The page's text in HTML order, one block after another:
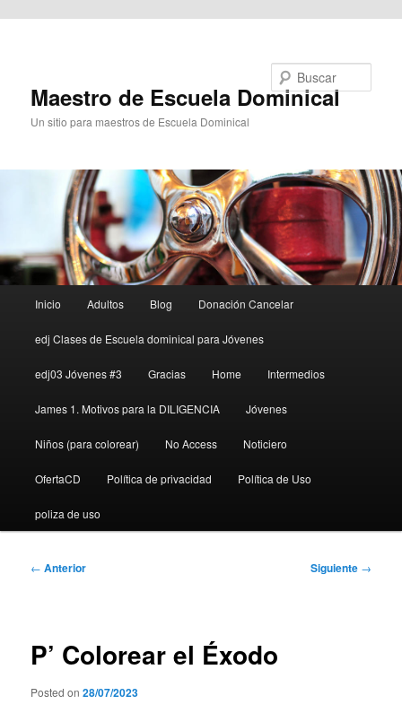
Maestro de Escuela Dominical
Un sitio para maestros de Escuela Dominical
principal
Inicio Adultos Blog Donación Cancelar
edj Clases de Escuela dominical para Jóvenes
edj03 Jóvenes #3 Gracias Home Intermedios
James 1. Motivos para la DILIGENCIA Jóvenes
Niños (para colorear) No Access Noticiero
OfertaCD Política de privacidad Política de Uso
poliza de uso
Navegación
← Anterior Siguiente →
P’ Colorear el Éxodo
Posted on28/07/2023